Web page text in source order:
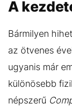
A
Bármilyen
az ötvenes
ugyanis már
különösebb
népszerű